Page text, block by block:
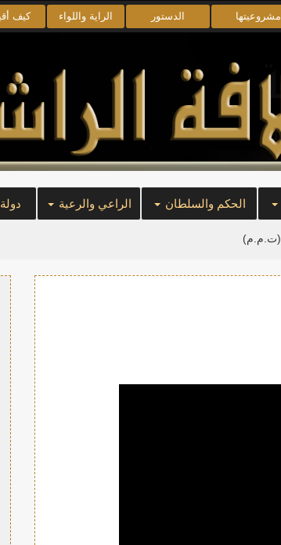
مشروعيتها الدستور الراية واللواء كيف
الحكم والسلطان الراعي والرعية
(ت.م.م)